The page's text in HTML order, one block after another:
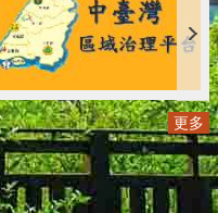
更多